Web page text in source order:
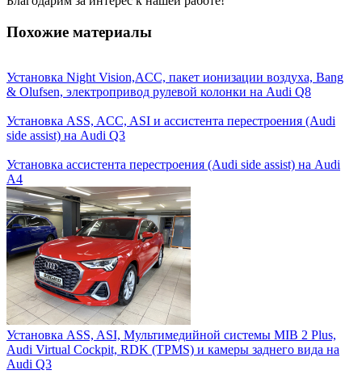
Похожие материалы
Установка Night Vision,ACC, пакет ионизации воздуха, Bang
& Olufsen, электропривод рулевой колонки на Audi Q8
Установка ASS, ACC, ASI и ассистента перестроения (Audi
side assist) на Audi Q3
Установка ассистента перестроения (Audi side assist) на Audi
A4
Установка ASS, ASI, Мультимедийной системы MIB 2 Plus,
Audi Virtual Cockpit, RDK (TPMS) и камеры заднего вида на
Audi Q3